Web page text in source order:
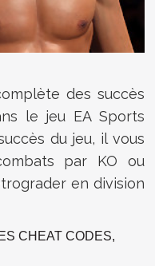
des succès
le jeu EA Sports
du jeu, il vous
par KO ou
en division
CHEAT CODES,